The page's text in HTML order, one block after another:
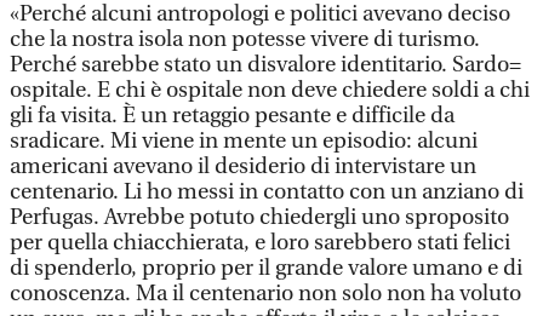
«Perché alcuni antropologi e politici avevano deciso
che la nostra isola non potesse vivere di turismo.
Perché sarebbe stato un disvalore identitario. Sardo=
ospitale. E chi è ospitale non deve chiedere soldi a chi
gli fa visita. È un retaggio pesante e difficile da
sradicare. Mi viene in mente un episodio: alcuni
americani avevano il desiderio di intervistare un
centenario. Li ho messi in contatto con un anziano di
Perfugas. Avrebbe potuto chiedergli uno sproposito
per quella chiacchierata, e loro sarebbero stati felici
di spenderlo, proprio per il grande valore umano e di
conoscenza. Ma il centenario non solo non ha voluto